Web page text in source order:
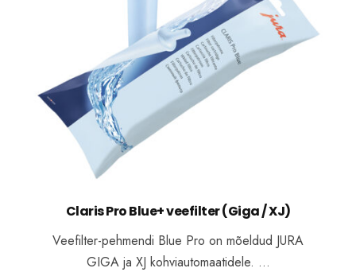
Claris Pro Blue+ veefilter (Giga / XJ)
Veefilter-pehmendi Blue Pro on mõeldud JURA
GIGA ja XJ kohviautomaatidele. …